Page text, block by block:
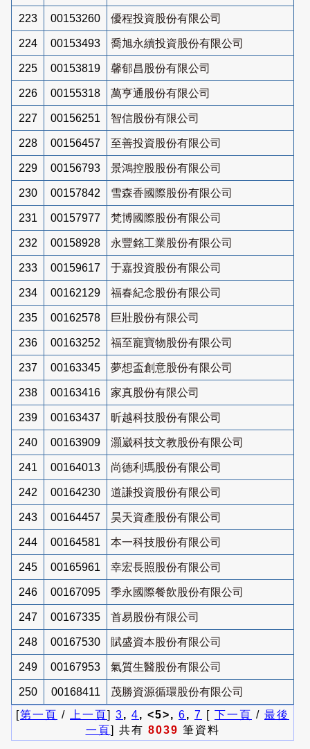
223 00153260 優程投資股份有限公司
224 00153493 喬旭永續投資股份有限公司
225 00153819 馨郁昌股份有限公司
226 00155318 萬亨通股份有限公司
227 00156251 智信股份有限公司
228 00156457 至善投資股份有限公司
229 00156793 景鴻控股股份有限公司
230 00157842 雪森香國際股份有限公司
231 00157977 梵博國際股份有限公司
232 00158928 永豐銘工業股份有限公司
233 00159617 于嘉投資股份有限公司
234 00162129 福春紀念股份有限公司
235 00162578 巨壯股份有限公司
236 00163252 福至寵寶物股份有限公司
237 00163345 夢想盃創意股份有限公司
238 00163416 家真股份有限公司
239 00163437 昕越科技股份有限公司
240 00163909 灝崴科技文教股份有限公司
241 00164013 尚德利瑪股份有限公司
242 00164230 道謙投資股份有限公司
243 00164457 昊天資產股份有限公司
244 00164581 本一科技股份有限公司
245 00165961 幸宏長照股份有限公司
246 00167095 季永國際餐飲股份有限公司
247 00167335 首易股份有限公司
248 00167530 賦盛資本股份有限公司
249 00167953 氣質生醫股份有限公司
250 00168411
茂勝資源循環股份有限公司
[第一頁 / 上一頁] 3, 4, <5>, 6, 7 [ 下一頁 / 最後
一頁] 共有 8039 筆資料